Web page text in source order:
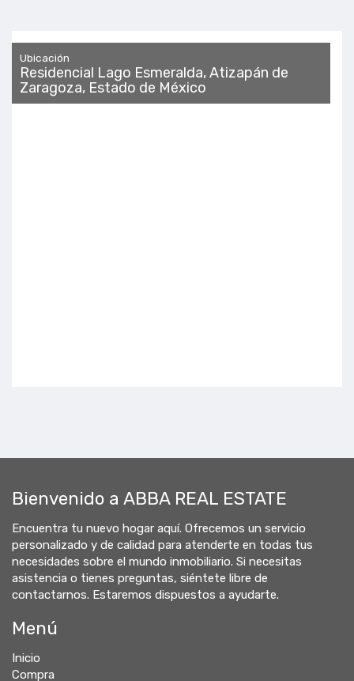
Ubicación
Residencial Lago Esmeralda, Atizapán de
Zaragoza, Estado de México
Bienvenido a ABBA REAL ESTATE
Encuentra tu nuevo hogar aquí. Ofrecemos un servicio
personalizado y de calidad para atenderte en todas tus
necesidades sobre el mundo inmobiliario. Si necesitas
asistencia o tienes preguntas, siéntete libre de
contactarnos. Estaremos dispuestos a ayudarte.
Menú
Inicio
Compra